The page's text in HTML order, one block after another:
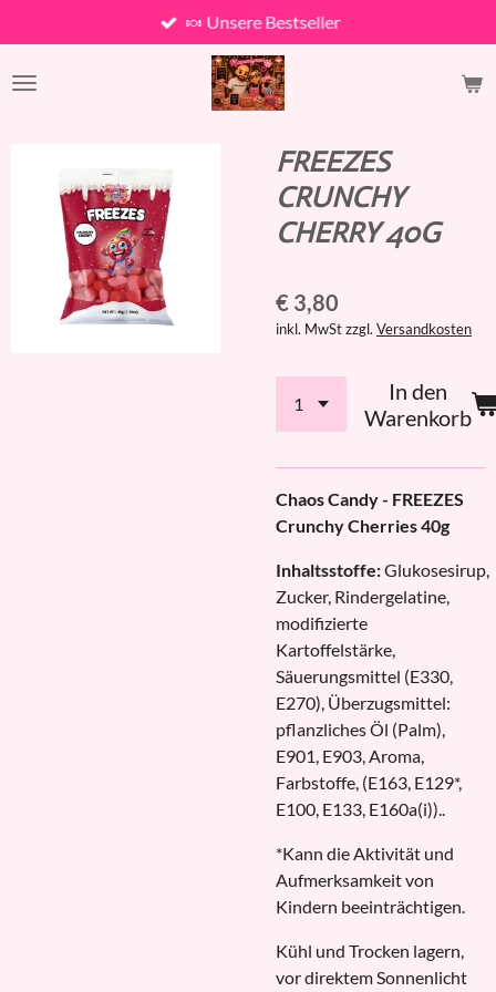
Hauptinhalt
springen
🍬 Unsere Bestseller
FREEZES
CRUNCHY
CHERRY 40G
€ 3,80
inkl. MwSt zzgl. Versandkosten
In den
Warenkorb
Chaos Candy - FREEZES
Crunchy Cherries 40g
Inhaltsstoffe:Glukosesirup,
Zucker, Rindergelatine,
modifizierte
Kartoffelstärke,
Säuerungsmittel (E330,
E270), Überzugsmittel:
pflanzliches Öl (Palm),
E901, E903, Aroma,
Farbstoffe, (E163, E129*,
E100, E133, E160a(i))..
*Kann die Aktivität und
Aufmerksamkeit von
Kindern beeinträchtigen.
Kühl und Trocken lagern,
vor direktem Sonnenlicht